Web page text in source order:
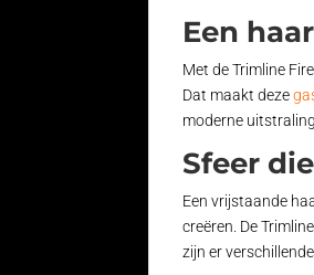
Een
Met de Trimline
Dat maakt deze
moderne
Sfeer
Een vrijstaande
creëren. De
zijn er